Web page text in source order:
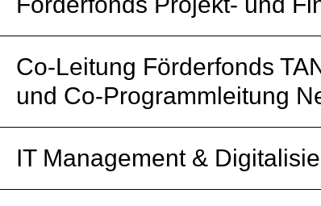
Co-Leitung Förderfonds
und Co-Programmleitung
IT Management &